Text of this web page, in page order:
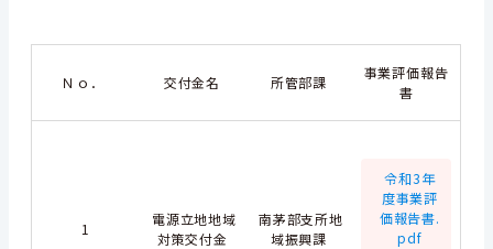
Ｎｏ． 交付金名 所管部課
事業評価報告
書
1
電源立地地域
対策交付金
南茅部支所地
域振興課
令和3年
度事業評
価報告書.
pdf